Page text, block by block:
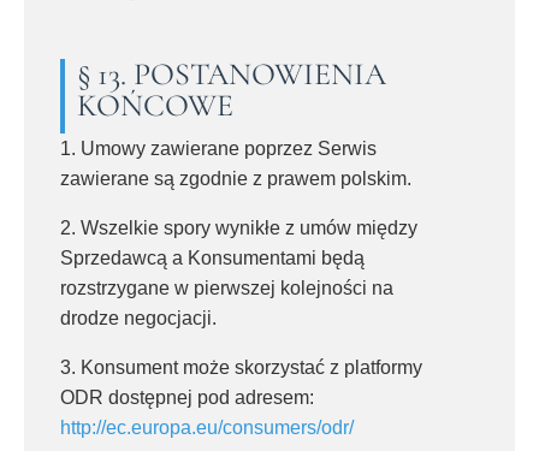
§ 13. POSTANOWIENIA
KOŃCOWE
1. Umowy zawierane poprzez Serwis
zawierane są zgodnie z prawem polskim.
2. Wszelkie spory wynikłe z umów między
Sprzedawcą a Konsumentami będą
rozstrzygane w pierwszej kolejności na
drodze negocjacji.
3. Konsument może skorzystać z platformy
ODR dostępnej pod adresem:
http://ec.europa.eu/consumers/odr/